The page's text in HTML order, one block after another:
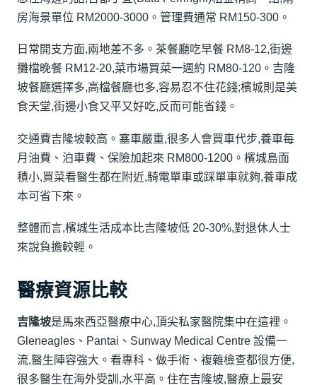
房海景單位 RM2000-3000。管理費通常 RM150-300。
日常開支方面,兩地差不多。茶餐廳吃早餐 RM8-12,街邊
攤檔晚餐 RM12-20,菜市場買菜一週約 RM80-120。吉隆
坡餐廳選擇多,高檔餐廳也多,容易忍不住花錢;檳城則是美
食天堂,街邊小食又平又好吃,反而可能省錢。
交通費吉隆坡較高。塞車嚴重,很多人會買車代步,養車每
月油費、泊車費、保險加起來 RM800-1200。檳城島面
積小,買菜看醫生都在附近,騎電單車或踩單車就夠,養車成
本可省下來。
整體而言,檳城生活成本比吉隆坡低 20-30%,對退休人士
來說負擔較輕。
醫療資源比較
吉隆坡是馬來西亞醫療中心,頂尖私家醫院集中在這裡。
Gleneagles、Pantai、Sunway Medical Centre 設備一
流,醫生陣容強大。看專科、做手術、複雜檢查都很方便,
很多醫生在海外受訓,水平高。住在吉隆坡,醫療上最安